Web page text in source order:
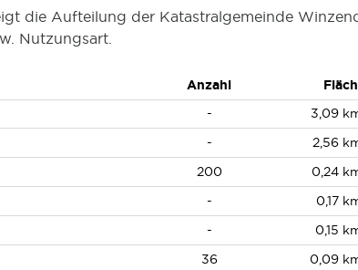
die Aufteilung der Katastralgemeinde
Nutzungsart.
Anzahl
- 3,09
- 2,56
200 0,24
- 0,17
- 0,15
36 0,09